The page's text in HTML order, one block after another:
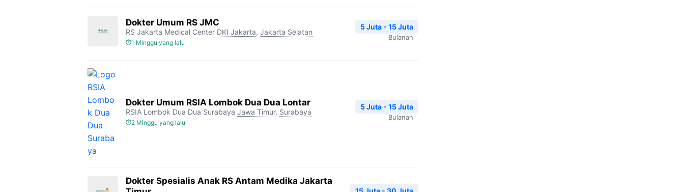
Dokter Umum RS JMC
RS Jakarta Medical Center DKI Jakarta, Jakarta Selatan
1 Minggu yang lalu
5 Juta - 15 Juta
Bulanan
Dokter Umum RSIA Lombok Dua Dua Lontar
RSIA Lombok Dua Dua Surabaya Jawa Timur, Surabaya
2 Minggu yang lalu
5 Juta - 15 Juta
Bulanan
Dokter Spesialis Anak RS Antam Medika Jakarta